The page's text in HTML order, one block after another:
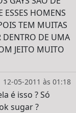
HOMENS
TEM MUITAS
DENTRO DE UMA
JEITO MUITO
12-05-2011 às 01:18
é isso ? Só
sugar ?